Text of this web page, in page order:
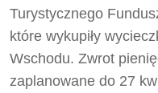
Turystycznego
które wykupiły
Wschodu. Zwrot
zaplanowane do 27